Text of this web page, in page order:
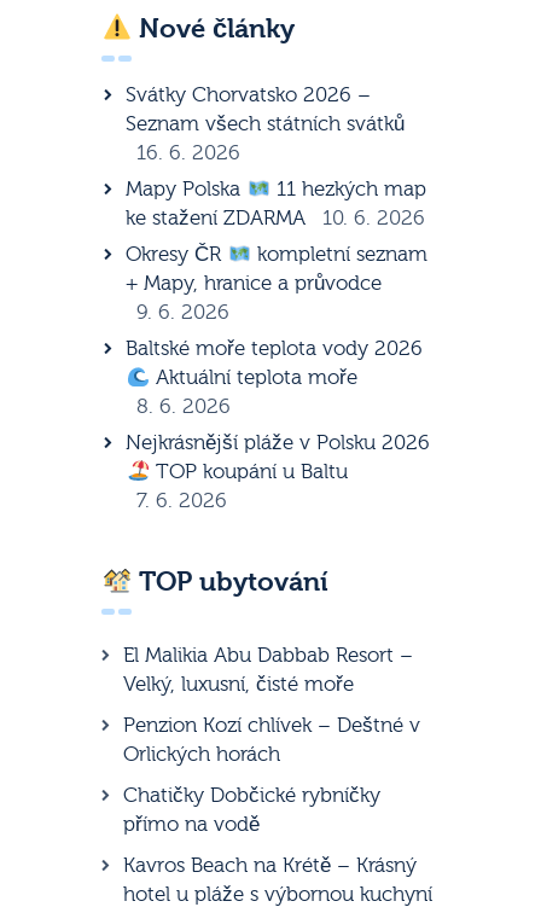
Nové články
Svátky Chorvatsko 2026 –
Seznam všech státních svátků
16. 6. 2026
Mapy Polska
11 hezkých map
ke stažení ZDARMA
10. 6. 2026
Okresy ČR
kompletní seznam
+ Mapy, hranice a průvodce
9. 6. 2026
Baltské moře teplota vody 2026
Aktuální teplota moře
8. 6. 2026
Nejkrásnější pláže v Polsku 2026
TOP koupání u Baltu
7. 6. 2026
TOP ubytování
El Malikia Abu Dabbab Resort –
Velký, luxusní, čisté moře
Penzion Kozí chlívek – Deštné v
Orlických horách
Chatičky Dobčické rybníčky
přímo na vodě
Kavros Beach na Krétě – Krásný
hotel u pláže s výbornou kuchyní